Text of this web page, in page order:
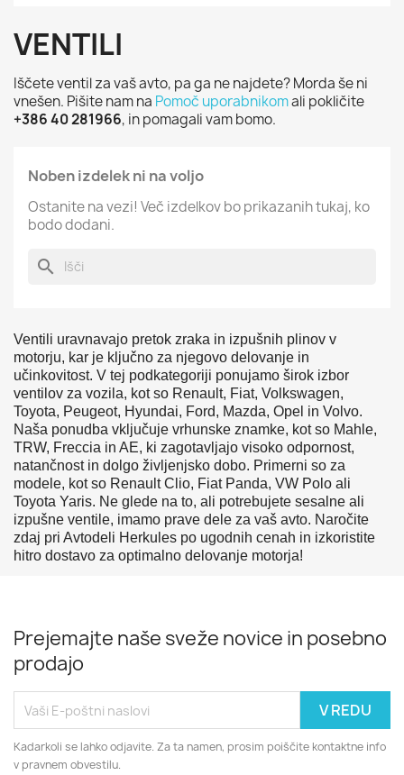
VENTILI
Iščete ventil za vaš avto, pa ga ne najdete? Morda še ni
vnešen. Pišite nam na Pomoč uporabnikomali pokličite
+386 40 281966, in pomagali vam bomo.
Noben izdelek ni na voljo
Ostanite na vezi! Več izdelkov bo prikazanih tukaj, ko
bodo dodani.
search
Ventili uravnavajo pretok zraka in izpušnih plinov v
motorju, kar je ključno za njegovo delovanje in
učinkovitost. V tej podkategoriji ponujamo širok izbor
ventilov za vozila, kot so Renault, Fiat, Volkswagen,
Toyota, Peugeot, Hyundai, Ford, Mazda, Opel in Volvo.
Naša ponudba vključuje vrhunske znamke, kot so Mahle,
TRW, Freccia in AE, ki zagotavljajo visoko odpornost,
natančnost in dolgo življenjsko dobo. Primerni so za
modele, kot so Renault Clio, Fiat Panda, VW Polo ali
Toyota Yaris. Ne glede na to, ali potrebujete sesalne ali
izpušne ventile, imamo prave dele za vaš avto. Naročite
zdaj pri Avtodeli Herkules po ugodnih cenah in izkoristite
hitro dostavo za optimalno delovanje motorja!
Prejemajte naše sveže novice in posebno
prodajo
Kadarkoli se lahko odjavite. Za ta namen, prosim poiščite kontaktne info
v pravnem obvestilu.